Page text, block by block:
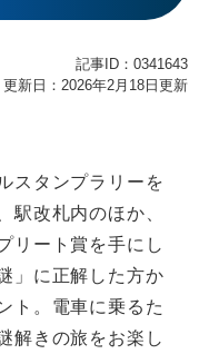
記事ID：0341643
更新日：2026年2月18日更新
スタンプラリーを
駅改札内のほか、
リート賞を手にし
」に正解した方か
ト。電車に乗るた
解きの旅をお楽し